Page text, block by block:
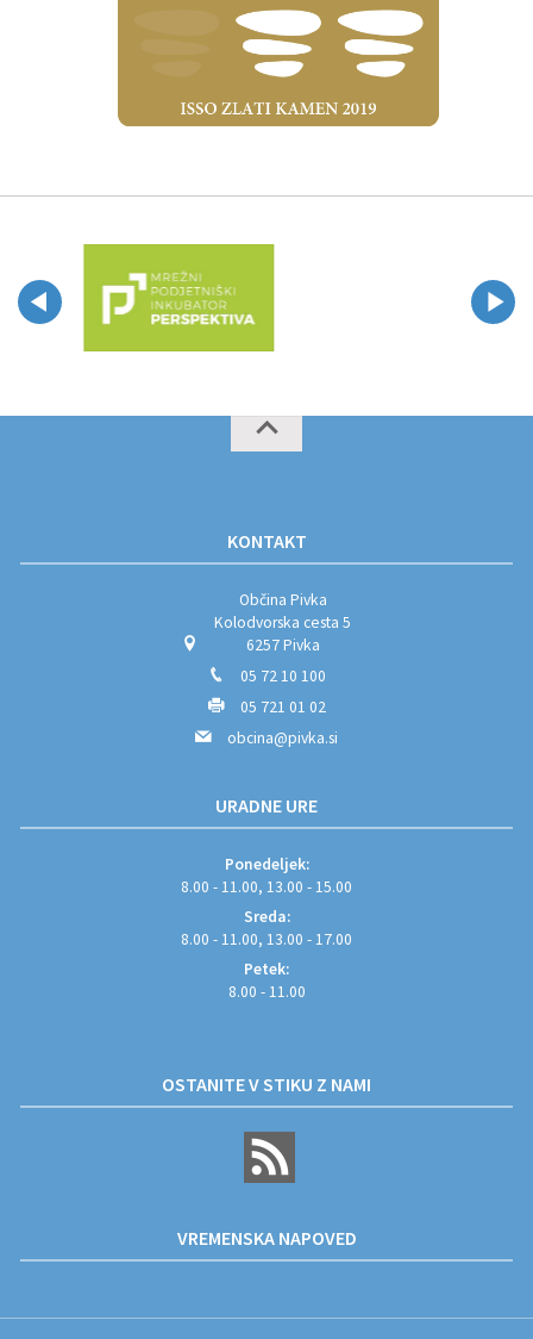
KONTAKT
Občina Pivka
Kolodvorska cesta 5
6257 Pivka
05 72 10 100
05 721 01 02
obcina@pivka.si
URADNE URE
Ponedeljek:
8.00 - 11.00, 13.00 - 15.00
Sreda:
8.00 - 11.00, 13.00 - 17.00
Petek:
8.00 - 11.00
OSTANITE V STIKU Z NAMI
VREMENSKA NAPOVED